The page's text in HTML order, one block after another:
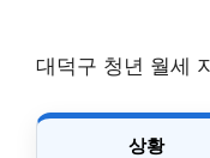
대덕구 청년 월세
상황